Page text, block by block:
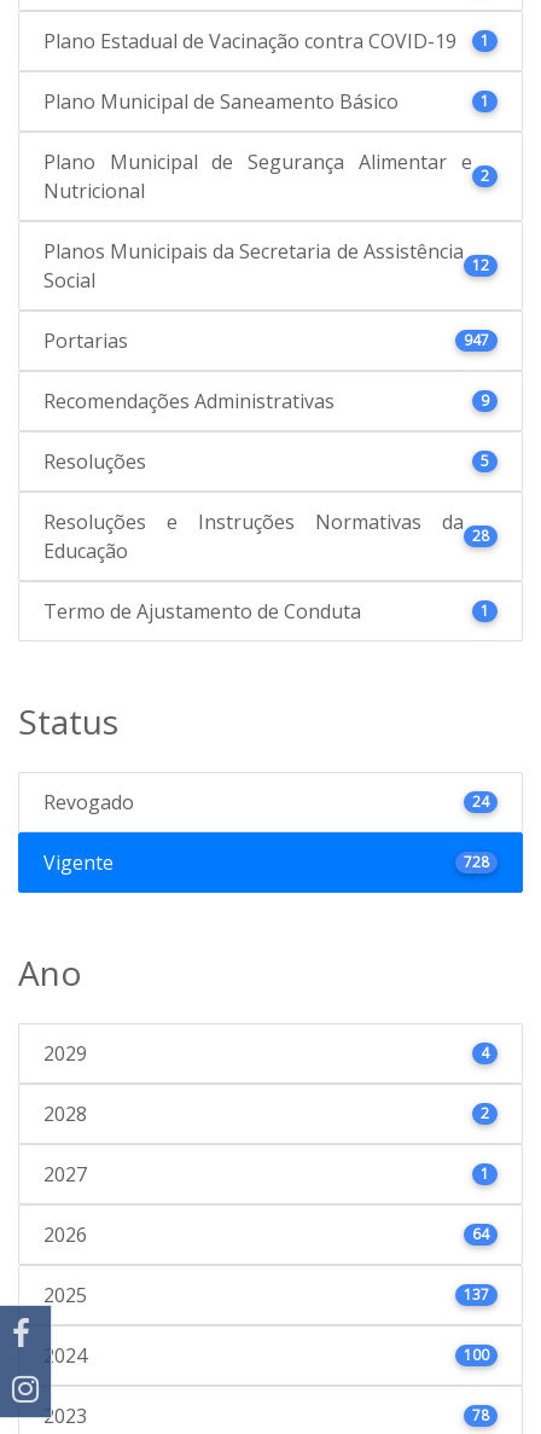
Plano Estadual de Vacinação contra COVID-19 1
Plano Municipal de Saneamento Básico 1
Plano Municipal de Segurança Alimentar e
Nutricional
2
Planos Municipais da Secretaria de Assistência
Social
12
Portarias 947
Recomendações Administrativas 9
Resoluções 5
Resoluções e Instruções Normativas da
Educação
28
Termo de Ajustamento de Conduta 1
Status
Revogado 24
Vigente 728
Ano
2029 4
2028 2
2027 1
2026 64
2025 137
2024 100
2023 78